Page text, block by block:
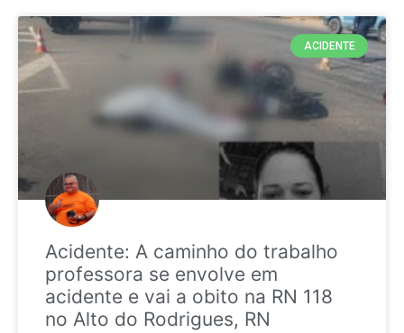
ACIDENTE
Acidente: A caminho do trabalho
professora se envolve em
acidente e vai a obito na RN 118
no Alto do Rodrigues, RN